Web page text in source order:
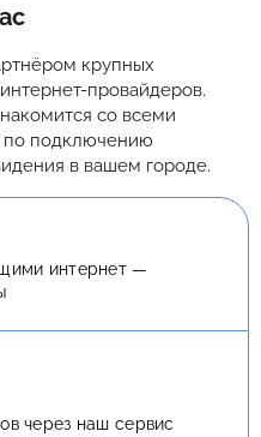
крупных
провайдеров.
со всеми
подключению
в вашем городе.
интернет —
через наш сервис